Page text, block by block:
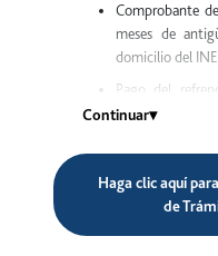
Comprobante
meses de
domicilio del
Pago del
tarjeta de
Documentaciónpara
Pago del
Continuar▾
Haga clic aquí
de